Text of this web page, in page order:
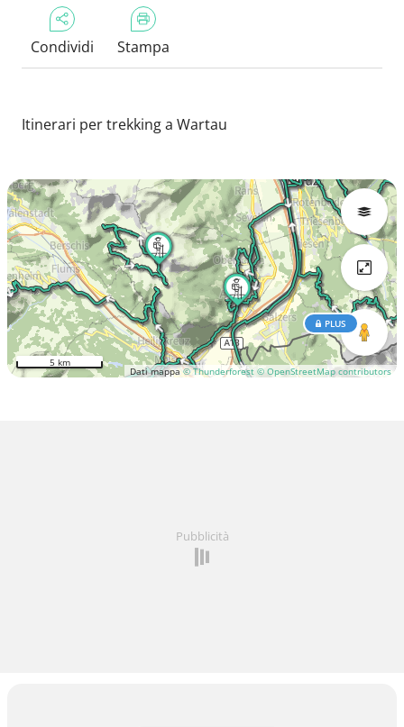
Condividi Stampa
Itinerari per trekking a Wartau
Dati mappa© Thunderforest © OpenStreetMap contributors
PLUS
5 km
Pubblicità